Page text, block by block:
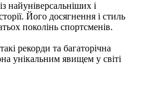
найуніверсальніших і
Його досягнення і стиль
поколінь спортсменів.
рекорди та багаторічна
унікальним явищем у світі